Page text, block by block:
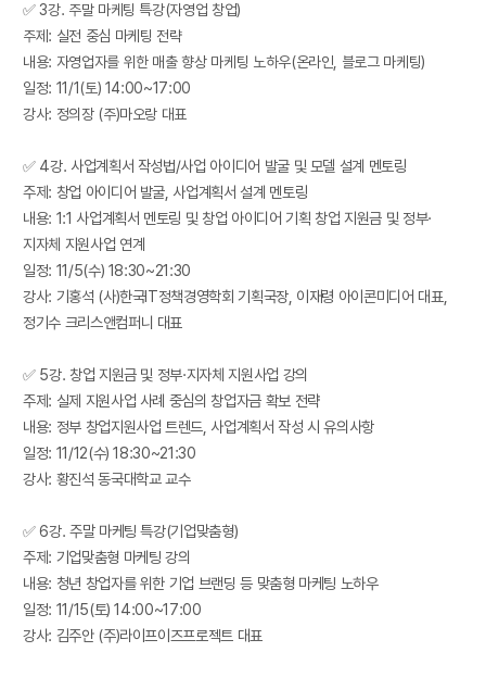
✅ 3강. 주말 마케팅 특강(자영업 창업)
주제: 실전 중심 마케팅 전략
내용: 자영업자를 위한 매출 향상 마케팅 노하우(온라인, 블로그 마케팅)
일정: 11/1(토) 14:00~17:00
강사: 정의장 (주)마오랑 대표
✅ 4강. 사업계획서 작성법/사업 아이디어 발굴 및 모델 설계 멘토링
주제: 창업 아이디어 발굴, 사업계획서 설계 멘토링
내용: 1:1 사업계획서 멘토링 및 창업 아이디어 기획 창업 지원금 및 정부·
지자체 지원사업 연계
일정: 11/5(수) 18:30~21:30
강사: 기홍석 (사)한국IT정책경영학회 기획국장, 이재령 아이콘미디어 대표,
정기수 크리스앤컴퍼니 대표
✅ 5강. 창업 지원금 및 정부·지자체 지원사업 강의
주제: 실제 지원사업 사례 중심의 창업자금 확보 전략
내용: 정부 창업지원사업 트렌드, 사업계획서 작성 시 유의사항
일정: 11/12(수) 18:30~21:30
강사: 황진석 동국대학교 교수
✅ 6강. 주말 마케팅 특강(기업맞춤형)
주제: 기업맞춤형 마케팅 강의
내용: 청년 창업자를 위한 기업 브랜딩 등 맞춤형 마케팅 노하우
일정: 11/15(토) 14:00~17:00
강사: 김주안 (주)라이프이즈프로젝트 대표